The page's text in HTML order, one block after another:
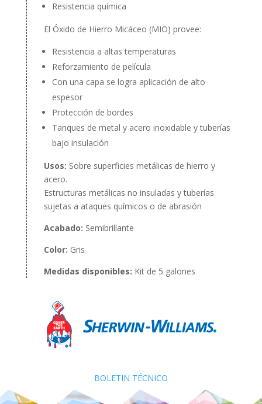
Resistencia química
El Óxido de Hierro Micáceo (MIO) provee:
Resistencia a altas temperaturas
Reforzamiento de película
Con una capa se logra aplicación de alto
espesor
Protección de bordes
Tanques de metal y acero inoxidable y tuberías
bajo insulación
Usos: Sobre superficies metálicas de hierro y
acero.
Estructuras metálicas no insuladas y tuberías
sujetas a ataques químicos o de abrasión
Acabado: Semibrillante
Color: Gris
Medidas disponibles: Kit de 5 galones
BOLETIN TÉCNICO